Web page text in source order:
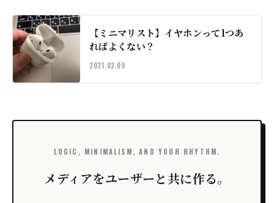
【ミニマリスト】イヤホンって1つあ
ればよくない？
2021.02.09
LOGIC, MINIMALISM, AND YOUR RHYTHM.
メディアをユーザーと共に作る。